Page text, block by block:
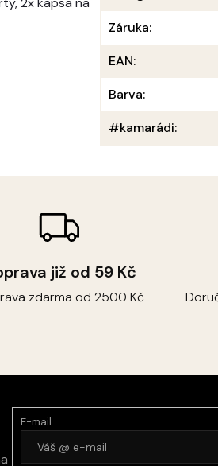
již od 59 Kč
zdarma od 2500 Kč
Záruka:
EAN:
Barva:
#kamarádi:
E-mail